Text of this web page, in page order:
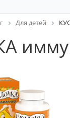
Для детей